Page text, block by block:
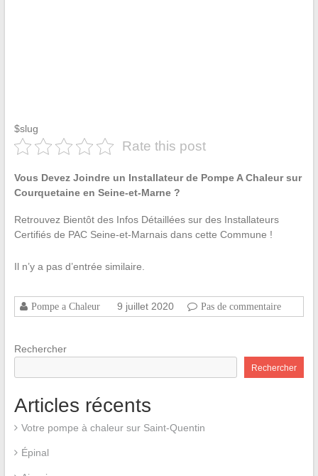
$slug
Rate this post
Vous Devez Joindre un Installateur de Pompe A Chaleur sur
Courquetaine en Seine-et-Marne ?
Retrouvez Bientôt des Infos Détaillées sur des Installateurs
Certifiés de PAC Seine-et-Marnais dans cette Commune !
Il n’y a pas d’entrée similaire.
Pompe a Chaleur 9 juillet 2020 Pas de commentaire
Rechercher
Rechercher
Articles récents
Votre pompe à chaleur sur Saint-Quentin
Épinal